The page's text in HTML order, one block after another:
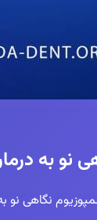
نو به
نگاهی نو